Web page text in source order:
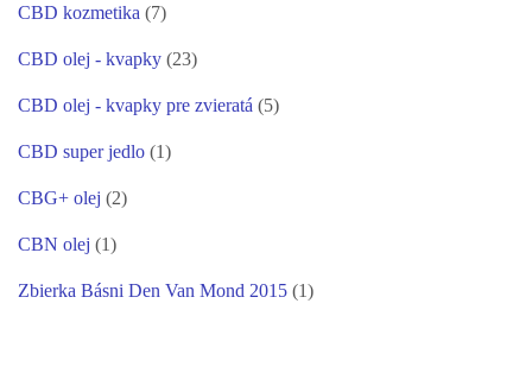
CBD kozmetika (7)
CBD olej - kvapky (23)
CBD olej - kvapky pre zvieratá (5)
CBD super jedlo (1)
CBG+ olej (2)
CBN olej (1)
Zbierka Básni Den Van Mond 2015 (1)